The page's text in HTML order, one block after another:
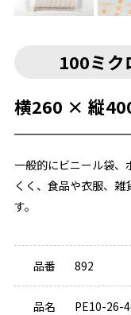
100ミク
横260 × 縦
一般的にビニール袋、
くく、食品や衣服、
す。
品番 892
品名 PE10-26-